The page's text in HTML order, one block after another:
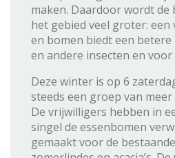
maken. Daardoor wordt de
het gebied veel groter:
en bomen biedt een
en andere insecten en voor
Deze winter is op 6
steeds een groep van
De vrijwilligers hebben in
singel de essenbomen
gemaakt voor de